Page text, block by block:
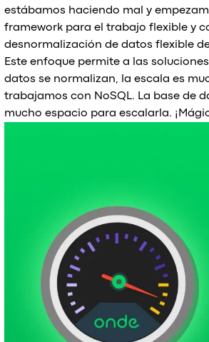
estábamos haciendo mal y
framework para el trabajo flexible y
desnormalización de datos flexible
Este enfoque permite a las
datos se normalizan, la escala es
trabajamos con NoSQL. La base de
mucho espacio para escalarla.